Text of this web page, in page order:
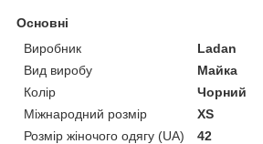
Основні
Виробник
Ladan
Вид виробу
Майка
Колір
Чорний
Міжнародний розмір
XS
Розмір жіночого одягу (UA)
42